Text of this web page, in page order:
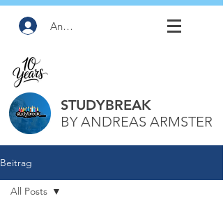
Anmelden
STUDYBREAK
BY ANDREAS ARMSTER
Beitrag
All Posts